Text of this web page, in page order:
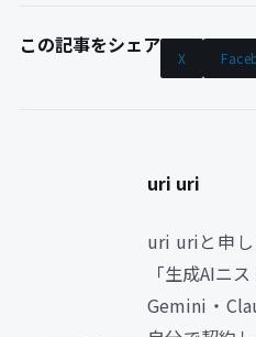
この記事をシェア X
uri uri
uri uriと申し
「生成AIニ
Gemini・